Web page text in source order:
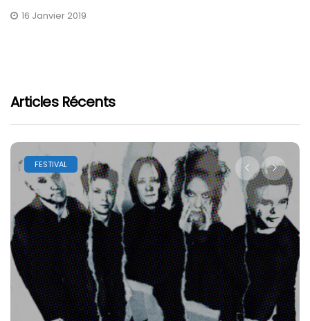
16 Janvier 2019
Articles Récents
FESTIVAL